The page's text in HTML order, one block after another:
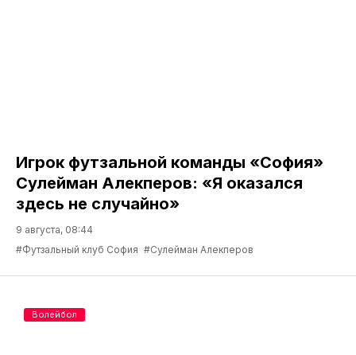
Игрок футзальной команды «София»
Сулейман Алекперов: «Я оказался
здесь не случайно»
9 августа, 08:44
#Футзальный клуб София #Сулейман Алекперов
Волейбол